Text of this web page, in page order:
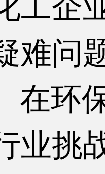
工企
难问
在环
业挑